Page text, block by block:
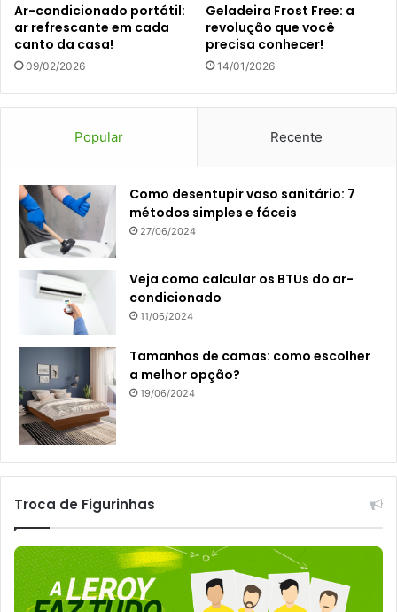
Ar-condicionado portátil:
ar refrescante em cada
canto da casa!
09/02/2026
Geladeira Frost Free: a
revolução que você
precisa conhecer!
14/01/2026
Popular Recente
Como desentupir vaso sanitário: 7
métodos simples e fáceis
27/06/2024
Veja como calcular os BTUs do ar-
condicionado
11/06/2024
Tamanhos de camas: como escolher
a melhor opção?
19/06/2024
Troca de Figurinhas